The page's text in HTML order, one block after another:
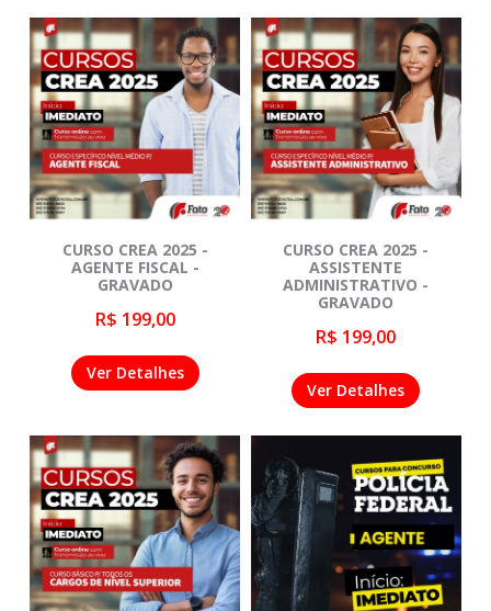
CURSO CREA 2025 -
AGENTE FISCAL -
GRAVADO
R$ 199,00
Ver Detalhes
CURSO CREA 2025 -
ASSISTENTE
ADMINISTRATIVO -
GRAVADO
R$ 199,00
Ver Detalhes